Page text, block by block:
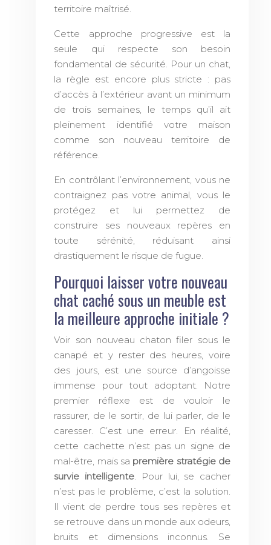
territoire maîtrisé.
Cette approche progressive est la
seule qui respecte son besoin
fondamental de sécurité. Pour un chat,
la règle est encore plus stricte : pas
d’accès à l’extérieur avant un minimum
de trois semaines, le temps qu’il ait
pleinement identifié votre maison
comme son nouveau territoire de
référence.
En contrôlant l’environnement, vous ne
contraignez pas votre animal, vous le
protégez et lui permettez de
construire ses nouveaux repères en
toute sérénité, réduisant ainsi
drastiquement le risque de fugue.
Pourquoi laisser votre nouveau
chat caché sous un meuble est
la meilleure approche initiale ?
Voir son nouveau chaton filer sous le
canapé et y rester des heures, voire
des jours, est une source d’angoisse
immense pour tout adoptant. Notre
premier réflexe est de vouloir le
rassurer, de le sortir, de lui parler, de le
caresser. C’est une erreur. En réalité,
cette cachette n’est pas un signe de
mal-être, mais sa première stratégie de
survie intelligente . Pour lui, se cacher
n’est pas le problème, c’est la solution.
Il vient de perdre tous ses repères et
se retrouve dans un monde aux odeurs,
bruits et dimensions inconnus. Se